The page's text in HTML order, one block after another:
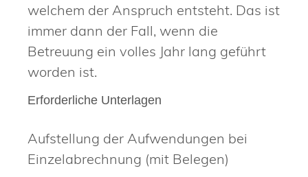
welchem der Anspruch entsteht. Das ist
immer dann der Fall, wenn die
Betreuung ein volles Jahr lang geführt
worden ist.
Erforderliche Unterlagen
Aufstellung der Aufwendungen bei
Einzelabrechnung (mit Belegen)